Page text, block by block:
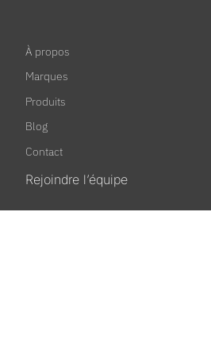
À propos
Marques
Produits
Blog
Contact
Rejoindre l’équipe